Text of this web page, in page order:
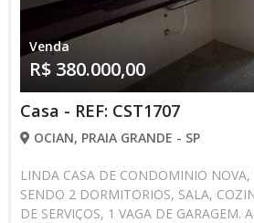
Venda
R$ 380.000,00
Casa - REF: CST1707
OCIAN, PRAIA GRANDE - SP
LINDA CASA DE CONDOMINIO NOVA,
SENDO 2 DORMITORIOS, SALA,
DE SERVIÇOS, 1 VAGA DE GARAGEM.